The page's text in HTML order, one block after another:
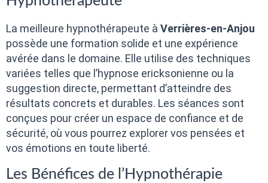
La meilleure hypnothérapeute à Verrières-en-Anjou
possède une formation solide et une expérience
avérée dans le domaine. Elle utilise des techniques
variées telles que l’hypnose ericksonienne ou la
suggestion directe, permettant d’atteindre des
résultats concrets et durables. Les séances sont
conçues pour créer un espace de confiance et de
sécurité, où vous pourrez explorer vos pensées et
vos émotions en toute liberté.
Les Bénéfices de l’Hypnothérapie